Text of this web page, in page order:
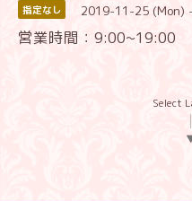
指定なし 2019-11-25 (Mon)
営業時間：9:00~19:00
Select